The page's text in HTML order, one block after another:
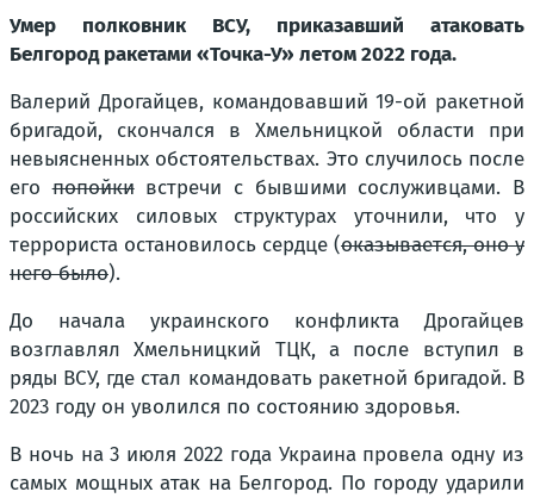
Умер полковник ВСУ, приказавший атаковать
Белгород ракетами «Точка-У» летом 2022 года.
Валерий Дрогайцев, командовавший 19-ой ракетной
бригадой, скончался в Хмельницкой области при
невыясненных обстоятельствах. Это случилось после
егопопойкивстречи с бывшими сослуживцами. В
российских силовых структурах уточнили, что у
террориста остановилось сердце (оказывается, оно у
него было).
До начала украинского конфликта Дрогайцев
возглавлял Хмельницкий ТЦК, а после вступил в
ряды ВСУ, где стал командовать ракетной бригадой. В
2023 году он уволился по состоянию здоровья.
В ночь на 3 июля 2022 года Украина провела одну из
самых мощных атак на Белгород. По городу ударили